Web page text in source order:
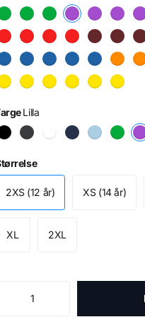
Lilla
2XS (12 år) XS (14 år)
XL 2XL